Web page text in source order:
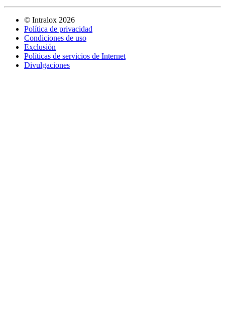
© Intralox 2026
Política de privacidad
Condiciones de uso
Exclusión
Políticas de servicios de Internet
Divulgaciones